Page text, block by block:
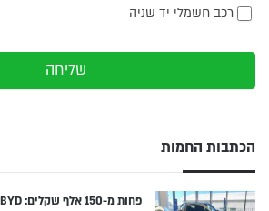
רכב חשמלי יד שניה
שליחה
הכתבות החמות
פחות מ-150 אלף שקלים: BYD אטו 2 בישראל